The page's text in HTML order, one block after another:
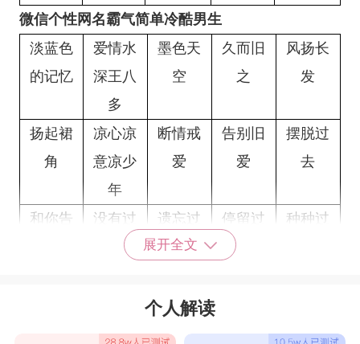
微信个性网名霸气简单冷酷男生
淡蓝色
的记忆
爱情水
深王八
多
墨色天
空
久而旧
之
风扬长
发
扬起裙
角
凉心凉
意凉少
年
断情戒
爱
告别旧
爱
摆脱过
去
和你告
没有过
遗忘过
去
停留过
种种过
的人
过去式
倾听寂
戒浮戒
暖暖的
展开全文
个人解读